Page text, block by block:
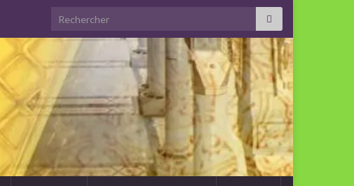
Search for: